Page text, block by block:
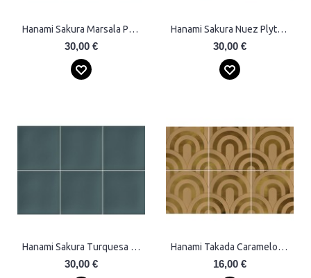
Hanami Sakura Marsala Plytelės
30,00 €
Hanami Sakura Nuez Plytelės
30,00 €
Hanami Sakura Turquesa Plytelės
30,00 €
Hanami Takada Caramelo Oro Plytelės
16,00 €